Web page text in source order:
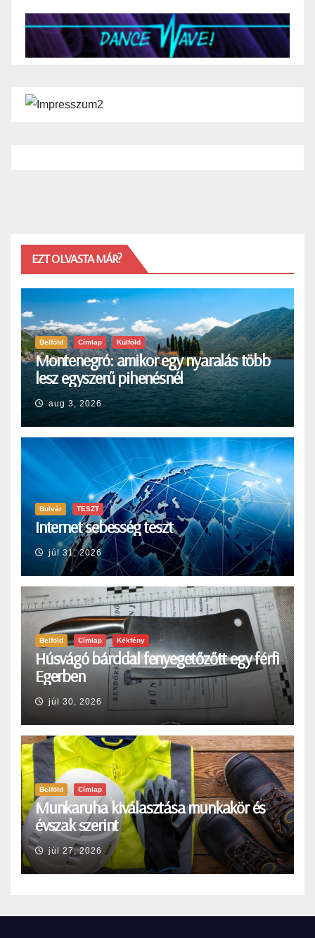
EZT OLVASTA MÁR?
Belföld Címlap Külföld
Montenegró: amikor egy nyaralás több
lesz egyszerű pihenésnél
aug 3, 2026
Bulvár TESZT
Internet sebesség teszt
júl 31, 2026
Belföld Címlap Kékfény
Húsvágó bárddal fenyegetőzőtt egy férfi
Egerben
júl 30, 2026
Belföld Címlap
Munkaruha kiválasztása munkakör és
évszak szerint
júl 27, 2026